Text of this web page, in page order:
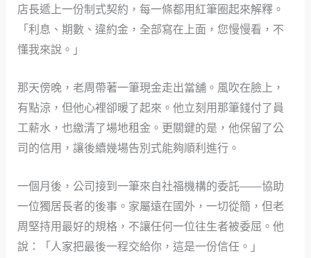
店長遞上一份制式契約，每一條都用紅筆圈起來解釋。
「利息、期數、違約金，全部寫在上面，您慢慢看，不
懂我來說。」
那天傍晚，老周帶著一筆現金走出當舖。風吹在臉上，
有點涼，但他心裡卻暖了起來。他立刻用那筆錢付了員
工薪水，也繳清了場地租金。更關鍵的是，他保留了公
司的信用，讓後續幾場告別式能夠順利進行。
一個月後，公司接到一筆來自社福機構的委託——協助
一位獨居長者的後事。家屬遠在國外，一切從簡，但老
周堅持用最好的規格，不讓任何一位往生者被委屈。他
說：「人家把最後一程交給你，這是一份信任。」